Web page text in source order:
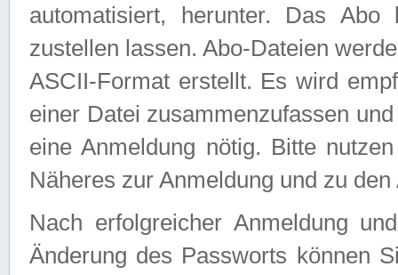
automatisiert, herunter. Das
zustellen lassen. Abo-Dateien
ASCII-Format erstellt. Es wird
einer Datei zusammenzufassen
eine Anmeldung nötig. Bitte
Näheres zur Anmeldung und zu
Nach erfolgreicher Anmeldung
Änderung des Passworts können